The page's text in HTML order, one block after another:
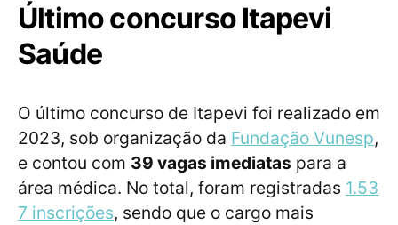
Último concurso Itapevi
Saúde
O último concurso de Itapevi foi realizado em
2023, sob organização da Fundação Vunesp,
e contou com 39 vagas imediatas para a
área médica. No total, foram registradas 1.53
7 inscrições, sendo que o cargo mais